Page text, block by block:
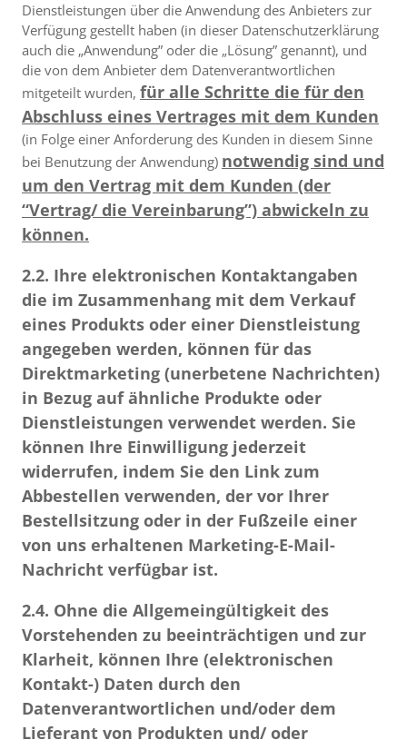
Dienstleistungen über die Anwendung des Anbieters zur
Verfügung gestellt haben (in dieser Datenschutzerklärung
auch die „Anwendung” oder die „Lösung” genannt), und
die von dem Anbieter dem Datenverantwortlichen
mitgeteilt wurden, für alle Schritte die für den
Abschluss eines Vertrages mit dem Kunden
(in Folge einer Anforderung des Kunden in diesem Sinne
bei Benutzung der Anwendung) notwendig sind und
um den Vertrag mit dem Kunden (der
“Vertrag/ die Vereinbarung”) abwickeln zu
können.
2.2. Ihre elektronischen Kontaktangaben
die im Zusammenhang mit dem Verkauf
eines Produkts oder einer Dienstleistung
angegeben werden, können für das
Direktmarketing (unerbetene Nachrichten)
in Bezug auf ähnliche Produkte oder
Dienstleistungen verwendet werden. Sie
können Ihre Einwilligung jederzeit
widerrufen, indem Sie den Link zum
Abbestellen verwenden, der vor Ihrer
Bestellsitzung oder in der Fußzeile einer
von uns erhaltenen Marketing-E-Mail-
Nachricht verfügbar ist.
2.4. Ohne die Allgemeingültigkeit des
Vorstehenden zu beeinträchtigen und zur
Klarheit, können Ihre (elektronischen
Kontakt-) Daten durch den
Datenverantwortlichen und/oder dem
Lieferant von Produkten und/ oder